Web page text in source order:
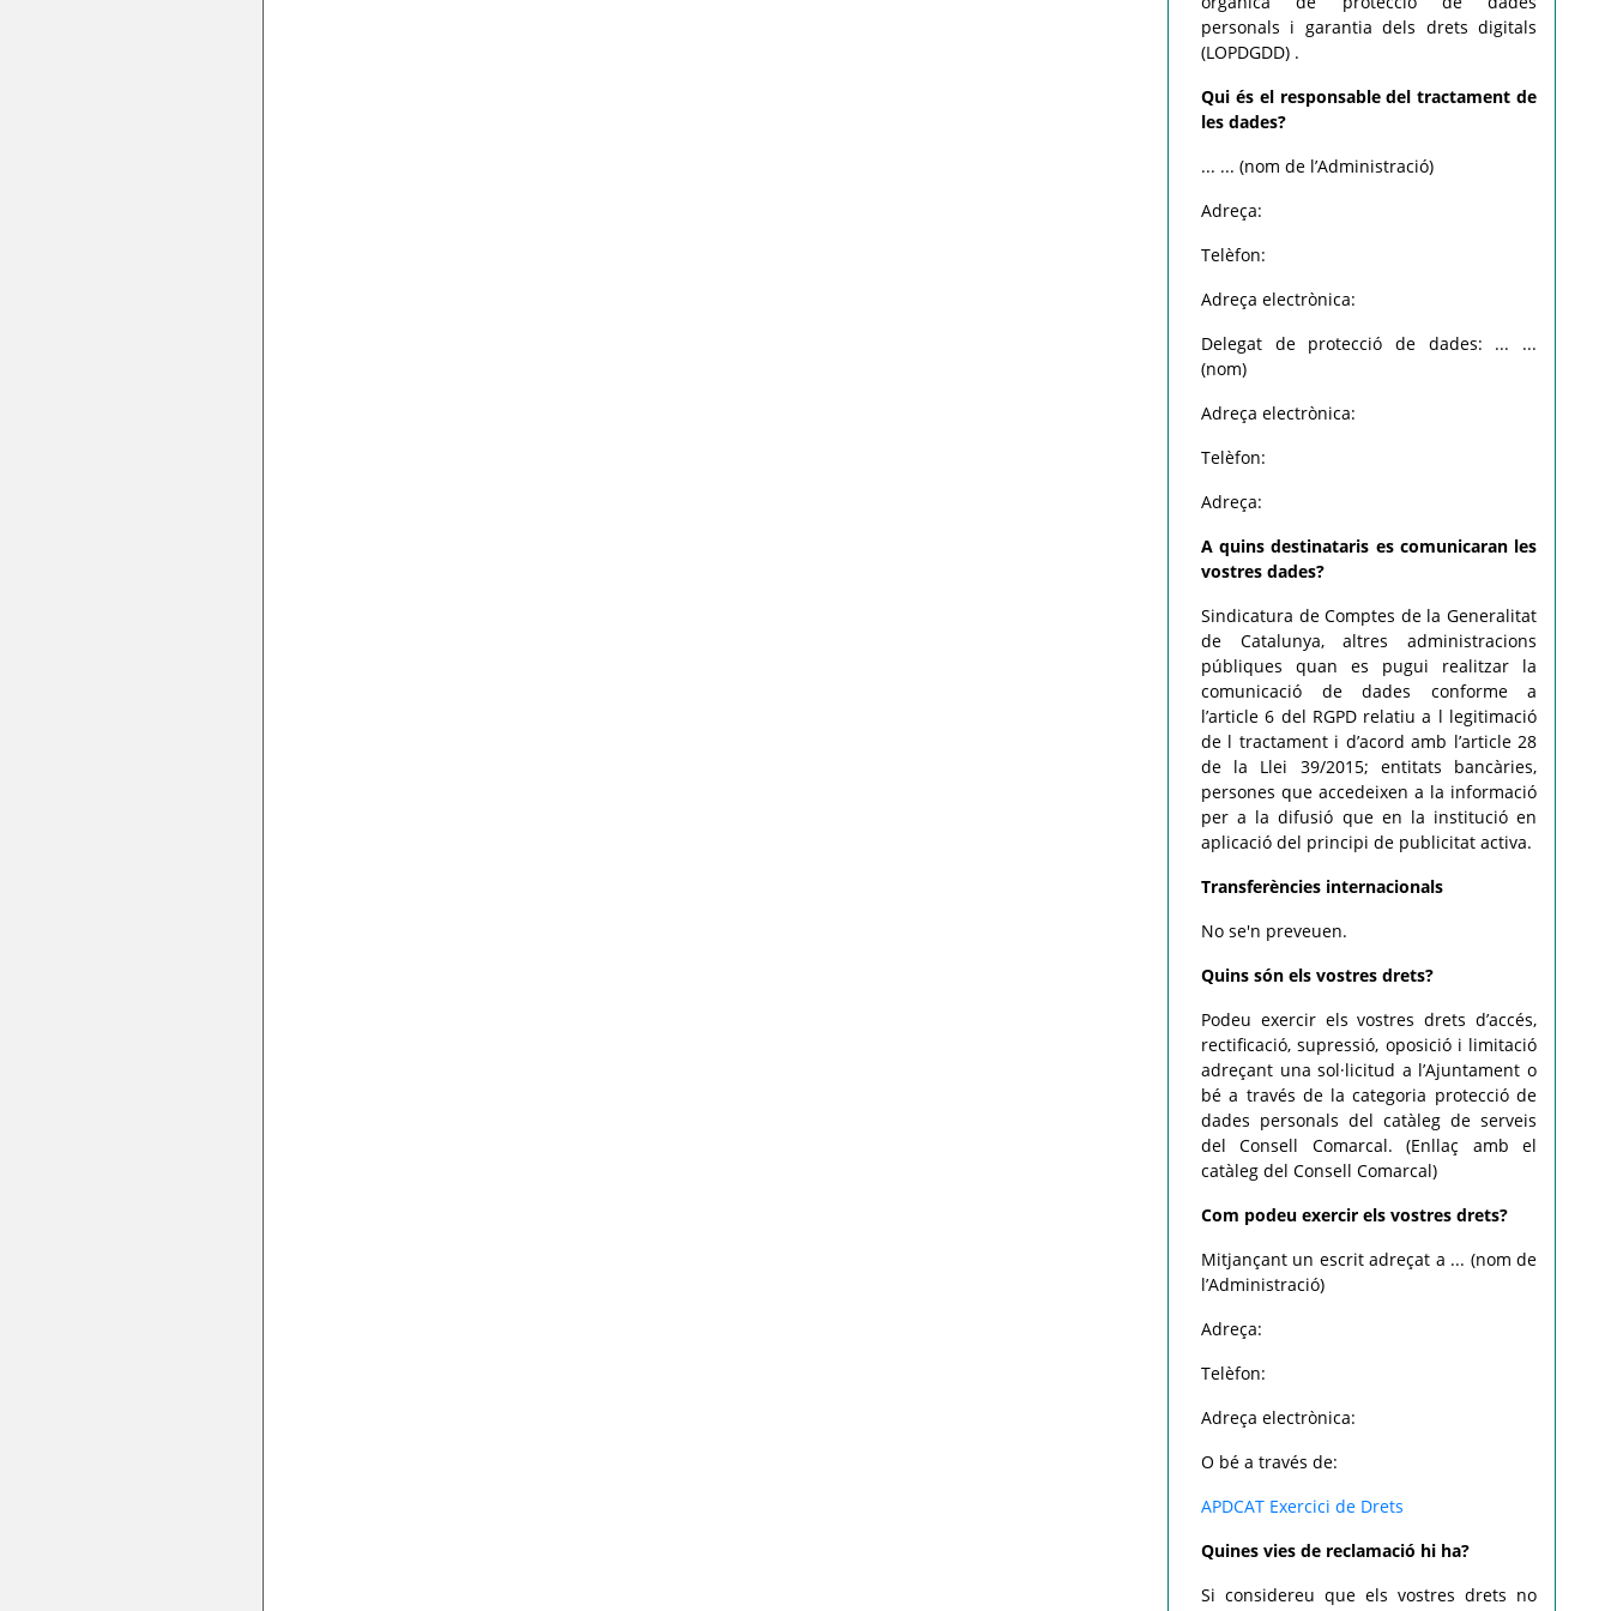
personals i garantia dels drets digitals
(LOPDGDD) .
Qui és el responsable del tractament de
les dades?
... ... (nom de l’Administració)
Adreça:
Telèfon:
Adreça electrònica:
Delegat de protecció de dades: ... ...
(nom)
Adreça electrònica:
Telèfon:
Adreça:
A quins destinataris es comunicaran les
vostres dades?
Sindicatura de Comptes de la Generalitat
de Catalunya, altres administracions
públiques quan es pugui realitzar la
comunicació de dades conforme a
l’article 6 del RGPD relatiu a l legitimació
de l tractament i d’acord amb l’article 28
de la Llei 39/2015; entitats bancàries,
persones que accedeixen a la informació
per a la difusió que en la institució en
aplicació del principi de publicitat activa.
Transferències internacionals
No se'n preveuen.
Quins són els vostres drets?
Podeu exercir els vostres drets d’accés,
rectificació, supressió, oposició i limitació
adreçant una sol·licitud a l’Ajuntament o
bé a través de la categoria protecció de
dades personals del catàleg de serveis
del Consell Comarcal. (Enllaç amb el
catàleg del Consell Comarcal)
Com podeu exercir els vostres drets?
Mitjançant un escrit adreçat a ... (nom de
l’Administració)
Adreça:
Telèfon:
Adreça electrònica:
O bé a través de:
APDCAT Exercici de Drets
Quines vies de reclamació hi ha?
Si considereu que els vostres drets no